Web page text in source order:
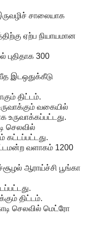
சாலையாக
ஏற்ப நியாயமான
புதிதாக 300
இடஒதுக்கீடு
திட்டம்.
வகையில்
உருவாக்கப்பட்டது.
செலவில்
வளாகம் 1200
ஆராய்ச்சி பூங்கா
திட்டம்.
செலவில் மெட்ரோ